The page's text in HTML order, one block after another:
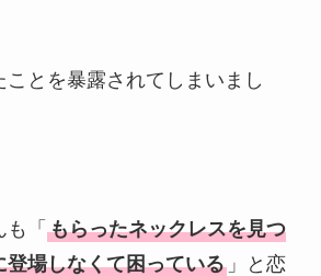
ことを暴露されてしまいまし
「 もらったネックレスを見つ
登場しなくて困っている」と恋